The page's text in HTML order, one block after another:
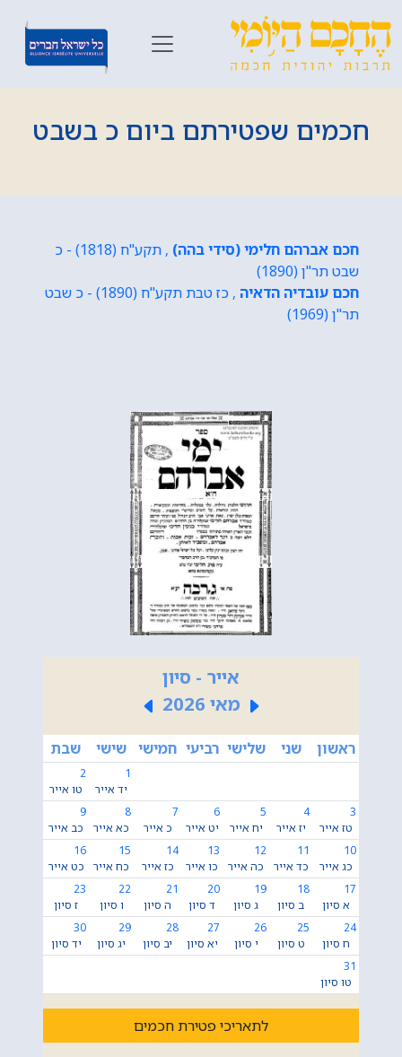
חכמים שפטירתם ביום כ בשבט
חכם אברהם חלימי (סידי בהה)
, תקע"ח (1818) - כ
שבט תר"ן (1890)
חכם עובדיה הדאיה
, כז טבת תקע"ח (1890) - כ שבט
תר"ן (1969)
אייר - סיון
מאי 2026
ראשון שני שלישי רביעי חמישי שישי שבת
1
יד אייר
2
טו אייר
3
טז אייר
4
יז אייר
5
יח אייר
6
יט אייר
7
כ אייר
8
כא אייר
9
כב אייר
10
כג אייר
11
כד אייר
12
כה אייר
13
כו אייר
14
כז אייר
15
כח אייר
16
כט אייר
17
א סיון
18
ב סיון
19
ג סיון
20
ד סיון
21
ה סיון
22
ו סיון
23
ז סיון
24
ח סיון
25
ט סיון
26
י סיון
27
יא סיון
28
יב סיון
29
יג סיון
30
יד סיון
31
טו סיון
לתאריכי פטירת חכמים